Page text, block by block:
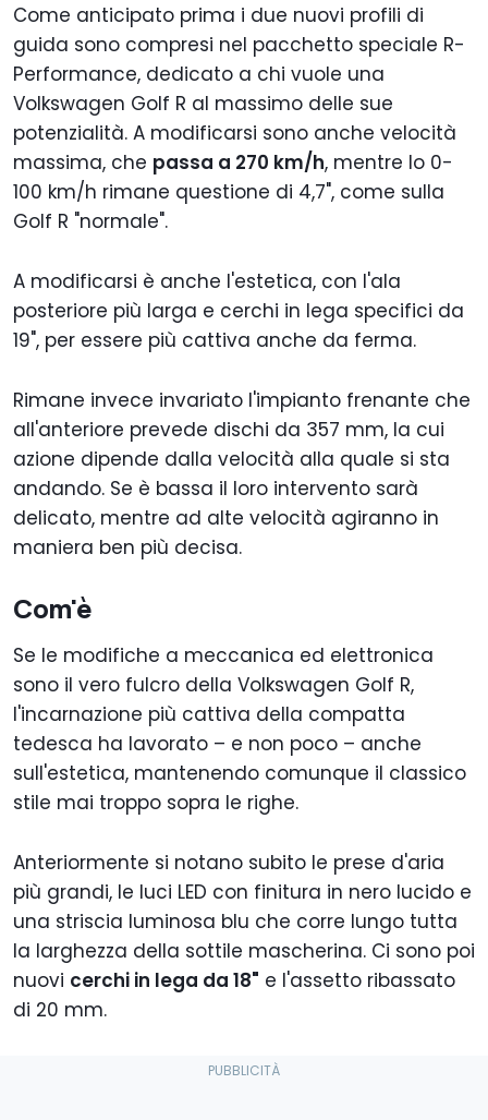
Come anticipato prima i due nuovi profili di
guida sono compresi nel pacchetto speciale R-
Performance, dedicato a chi vuole una
Volkswagen Golf R al massimo delle sue
potenzialità. A modificarsi sono anche velocità
massima, che passa a 270 km/h, mentre lo 0-
100 km/h rimane questione di 4,7", come sulla
Golf R "normale".
A modificarsi è anche l'estetica, con l'ala
posteriore più larga e cerchi in lega specifici da
19", per essere più cattiva anche da ferma.
Rimane invece invariato l'impianto frenante che
all'anteriore prevede dischi da 357 mm, la cui
azione dipende dalla velocità alla quale si sta
andando. Se è bassa il loro intervento sarà
delicato, mentre ad alte velocità agiranno in
maniera ben più decisa.
Com'è
Se le modifiche a meccanica ed elettronica
sono il vero fulcro della Volkswagen Golf R,
l'incarnazione più cattiva della compatta
tedesca ha lavorato – e non poco – anche
sull'estetica, mantenendo comunque il classico
stile mai troppo sopra le righe.
Anteriormente si notano subito le prese d'aria
più grandi, le luci LED con finitura in nero lucido e
una striscia luminosa blu che corre lungo tutta
la larghezza della sottile mascherina. Ci sono poi
nuovi cerchi in lega da 18" e l'assetto ribassato
di 20 mm.